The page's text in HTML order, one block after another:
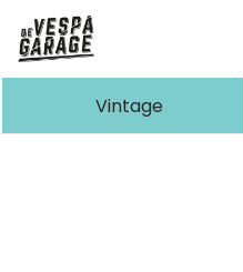
de resultaten
Vintage